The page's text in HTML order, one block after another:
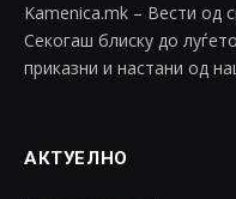
Kamenica.mk – Вести од
Секогаш блиску до
приказни и настани од
АКТУЕЛНО